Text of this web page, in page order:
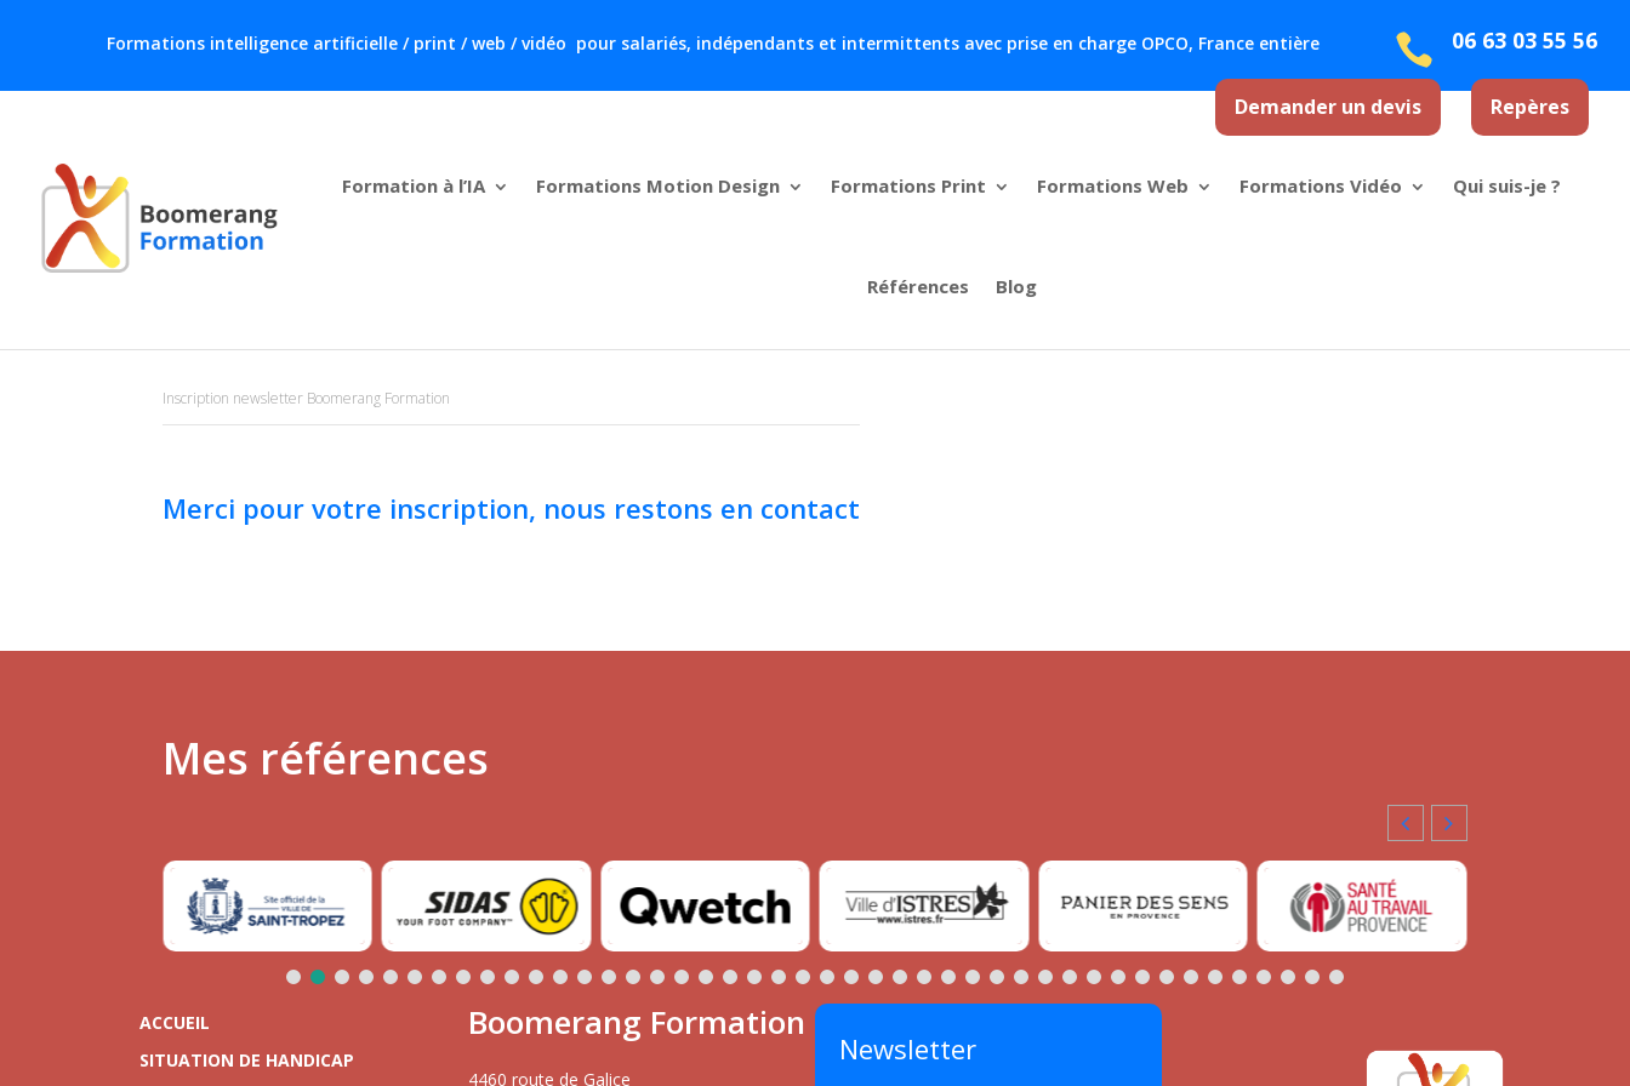
Formations intelligence artificielle / print / web / vidéo pour salariés, indépendants et intermittents avec prise en charge OPCO, France entière  06 63 03 55 56
Demander un devis Repères
Formation à l’IA Formations Motion Design Formations Print Formations Web Formations Vidéo Qui suis-je ?
Références Blog
Inscription newsletter Boomerang Formation
Merci pour votre inscription, nous restons en contact
Mes références
ACCUEIL
SITUATION DE HANDICAP
Boomerang Formation
4460 route de Galice
Newsletter